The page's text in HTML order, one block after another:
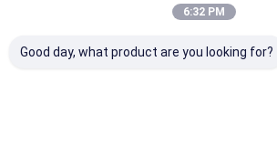
6:32 PM
Good day, what product are you looking for?